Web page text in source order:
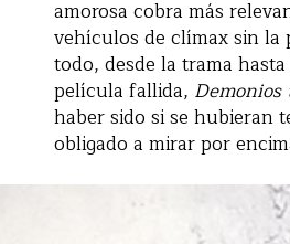
amorosa cobra más
vehículos de clímax sin la
todo, desde la trama
película fallida, Demonios
haber sido si se hubieran
obligado a mirar por